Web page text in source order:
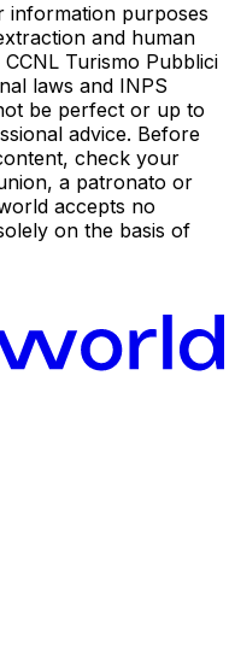
information purposes
and human
Turismo Pubblici
laws and INPS
be perfect or up to
advice. Before
check your
a patronato or
accepts no
on the basis of